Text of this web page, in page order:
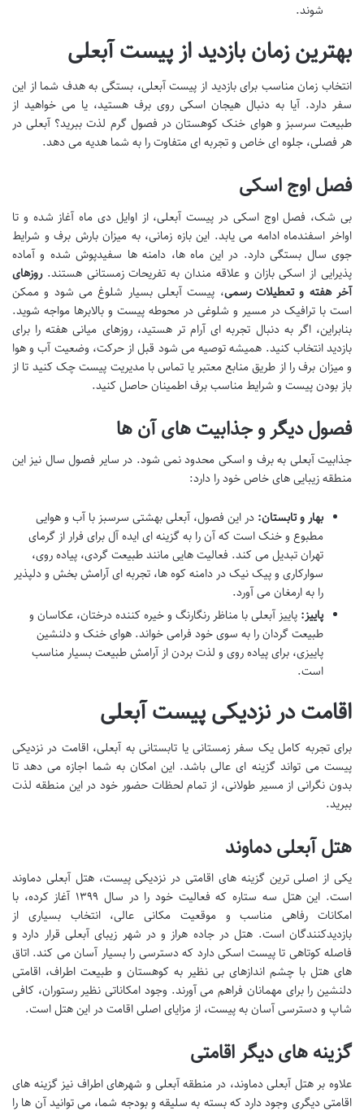
شوند.
بهترین زمان بازدید از پیست آبعلی
انتخاب زمان مناسب برای بازدید از پیست آبعلی، بستگی به هدف شما از این
سفر دارد. آیا به دنبال هیجان اسکی روی برف هستید، یا می خواهید از
طبیعت سرسبز و هوای خنک کوهستان در فصول گرم لذت ببرید؟ آبعلی در
هر فصلی، جلوه ای خاص و تجربه ای متفاوت را به شما هدیه می دهد.
فصل اوج اسکی
بی شک، فصل اوج اسکی در پیست آبعلی، از اوایل دی ماه آغاز شده و تا
اواخر اسفندماه ادامه می یابد. این بازه زمانی، به میزان بارش برف و شرایط
جوی سال بستگی دارد. در این ماه ها، دامنه ها سفیدپوش شده و آماده
پذیرایی از اسکی بازان و علاقه مندان به تفریحات زمستانی هستند.روزهای
آخر هفته و تعطیلات رسمی، پیست آبعلی بسیار شلوغ می شود و ممکن
است با ترافیک در مسیر و شلوغی در محوطه پیست و بالابرها مواجه شوید.
بنابراین، اگر به دنبال تجربه ای آرام تر هستید، روزهای میانی هفته را برای
بازدید انتخاب کنید. همیشه توصیه می شود قبل از حرکت، وضعیت آب و هوا
و میزان برف را از طریق منابع معتبر یا تماس با مدیریت پیست چک کنید تا از
باز بودن پیست و شرایط مناسب برف اطمینان حاصل کنید.
فصول دیگر و جذابیت های آن ها
جذابیت آبعلی به برف و اسکی محدود نمی شود. در سایر فصول سال نیز این
منطقه زیبایی های خاص خود را دارد:
بهار و تابستان: در این فصول، آبعلی بهشتی سرسبز با آب و هوایی
مطبوع و خنک است که آن را به گزینه ای ایده آل برای فرار از گرمای
تهران تبدیل می کند. فعالیت هایی مانند طبیعت گردی، پیاده روی،
سوارکاری و پیک نیک در دامنه کوه ها، تجربه ای آرامش بخش و دلپذیر
را به ارمغان می آورد.
پاییز: پاییز آبعلی با مناظر رنگارنگ و خیره کننده درختان، عکاسان و
طبیعت گردان را به سوی خود فرامی خواند. هوای خنک و دلنشین
پاییزی، برای پیاده روی و لذت بردن از آرامش طبیعت بسیار مناسب
است.
اقامت در نزدیکی پیست آبعلی
برای تجربه کامل یک سفر زمستانی یا تابستانی به آبعلی، اقامت در نزدیکی
پیست می تواند گزینه ای عالی باشد. این امکان به شما اجازه می دهد تا
بدون نگرانی از مسیر طولانی، از تمام لحظات حضور خود در این منطقه لذت
ببرید.
هتل آبعلی دماوند
یکی از اصلی ترین گزینه های اقامتی در نزدیکی پیست، هتل آبعلی دماوند
است. این هتل سه ستاره که فعالیت خود را در سال ۱۳۹۹ آغاز کرده، با
امکانات رفاهی مناسب و موقعیت مکانی عالی، انتخاب بسیاری از
بازدیدکنندگان است. هتل در جاده هراز و در شهر زیبای آبعلی قرار دارد و
فاصله کوتاهی تا پیست اسکی دارد که دسترسی را بسیار آسان می کند. اتاق
های هتل با چشم اندازهای بی نظیر به کوهستان و طبیعت اطراف، اقامتی
دلنشین را برای مهمانان فراهم می آورند. وجود امکاناتی نظیر رستوران، کافی
شاپ و دسترسی آسان به پیست، از مزایای اصلی اقامت در این هتل است.
گزینه های دیگر اقامتی
علاوه بر هتل آبعلی دماوند، در منطقه آبعلی و شهرهای اطراف نیز گزینه های
اقامتی دیگری وجود دارد که بسته به سلیقه و بودجه شما، می توانید آن ها را